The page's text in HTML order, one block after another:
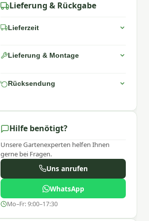
Lieferung & Rückgabe
Lieferzeit
Lieferung & Montage
Rücksendung
Hilfe benötigt?
Unsere Gartenexperten helfen Ihnen
gerne bei Fragen.
Uns anrufen
WhatsApp
Mo–Fr: 9:00–17:30